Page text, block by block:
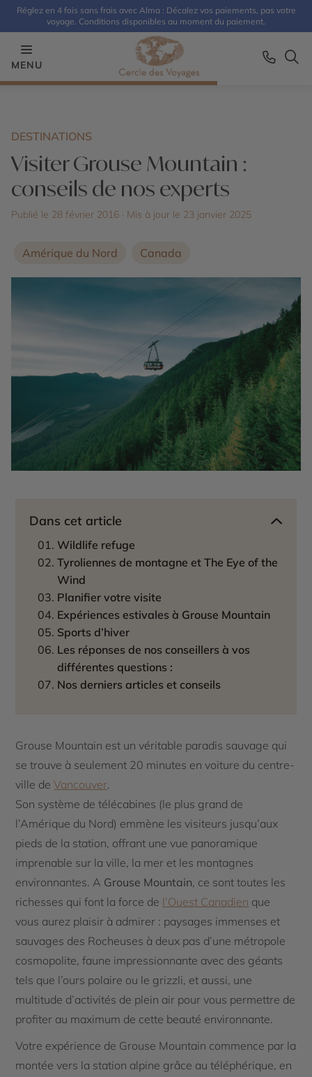
Réglez en 4 fois sans frais avec Alma : Décalez vos paiements, pas votre
voyage. Conditions disponibles au moment du paiement.
MENU
DESTINATIONS
Visiter Grouse Mountain :
conseils de nos experts
Publié le 28 février 2016 · Mis à jour le 23 janvier 2025
Amérique du Nord Canada
Dans cet article
Wildlife refuge
Tyroliennes de montagne et The Eye of the
Wind
Planifier votre visite
Expériences estivales à Grouse Mountain
Sports d’hiver
Les réponses de nos conseillers à vos
différentes questions :
Nos derniers articles et conseils
Grouse Mountain est un véritable paradis sauvage qui
se trouve à seulement 20 minutes en voiture du centre-
ville deVancouver.
Son système de télécabines (le plus grand de
l’Amérique du Nord) emmène les visiteurs jusqu’aux
pieds de la station, offrant une vue panoramique
imprenable sur la ville, la mer et les montagnes
environnantes. A Grouse Mountain, ce sont toutes les
richesses qui font la force de l’Ouest Canadien que
vous aurez plaisir à admirer : paysages immenses et
sauvages des Rocheuses à deux pas d’une métropole
cosmopolite, faune impressionnante avec des géants
tels que l’ours polaire ou le grizzli, et aussi, une
multitude d’activités de plein air pour vous permettre de
profiter au maximum de cette beauté environnante.
Votre expérience de Grouse Mountain commence par la
montée vers la station alpine grâce au téléphérique, en